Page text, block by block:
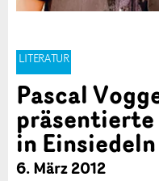
LITERATUR
Pascal
präsentierte
in Einsiedeln
6. März 2012